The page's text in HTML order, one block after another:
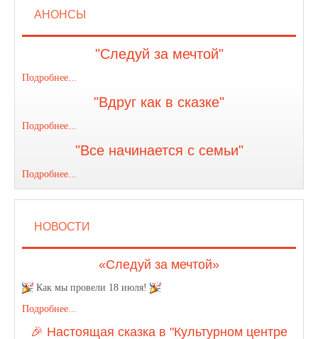
АНОНСЫ
"Следуй за мечтой"
Подробнее...
"Вдруг как в сказке"
Подробнее...
"Все начинается с семьи"
Подробнее...
НОВОСТИ
«Следуй за мечтой»
Как мы провели 18 июля!
Подробнее...
🎉 Настоящая сказка в "Культурном центре